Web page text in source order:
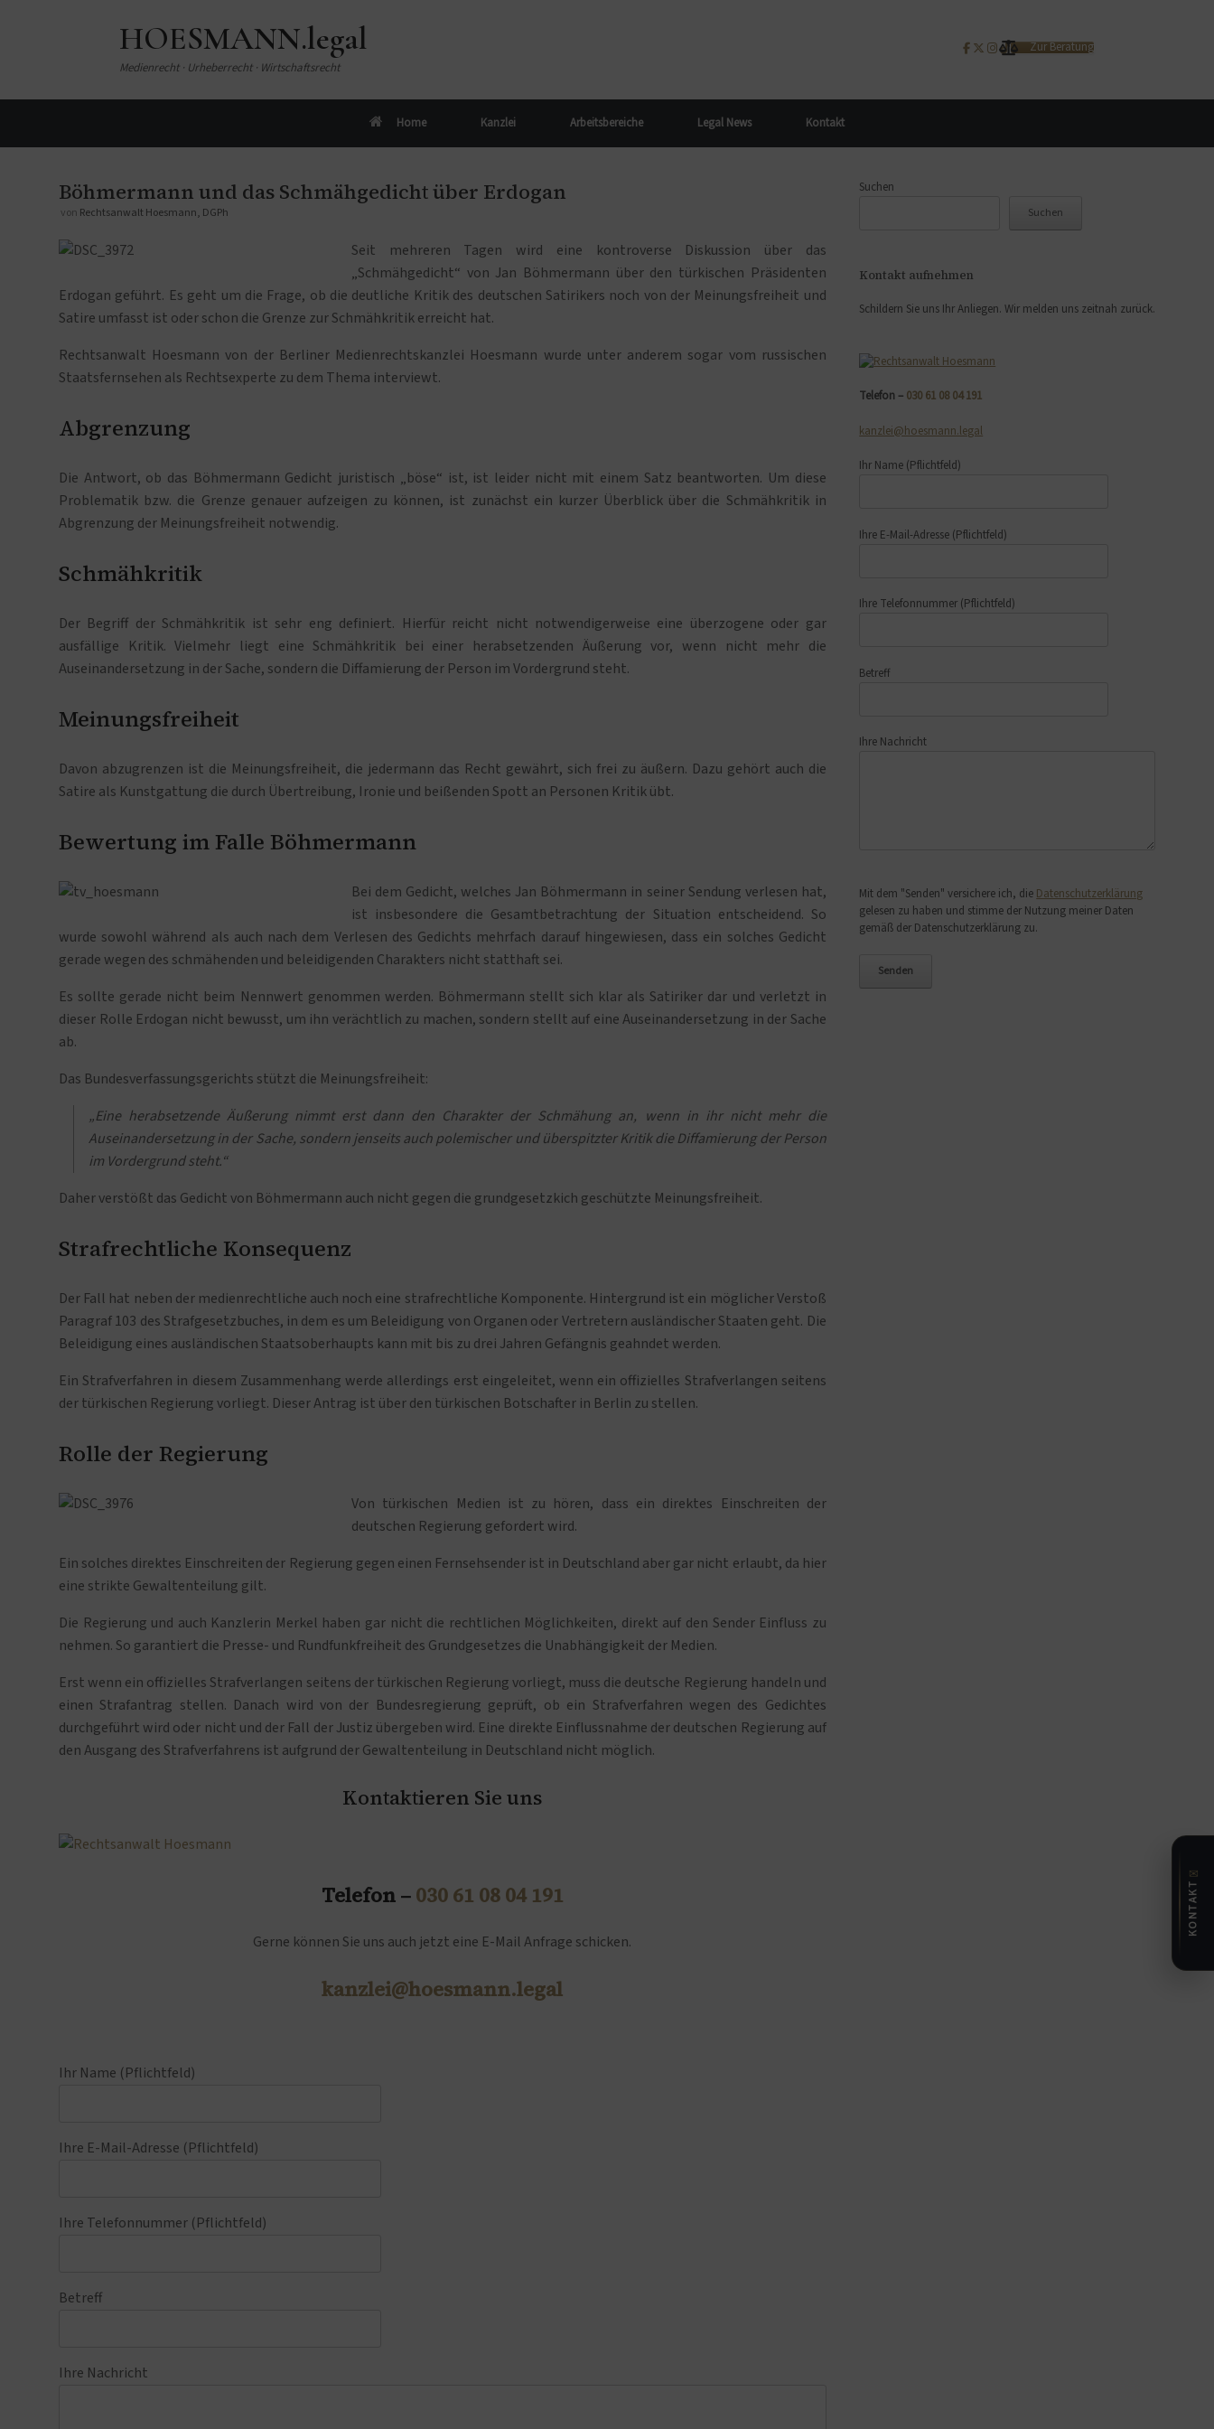
HOESMANN.legal
Medienrecht · Urheberrecht · Wirtschaftsrecht
Zur Beratung
Home Kanzlei Arbeitsbereiche Legal News Kontakt
Böhmermann und das Schmähgedicht über Erdogan
von Rechtsanwalt Hoesmann, DGPh
Seit mehreren Tagen wird eine kontroverse Diskussion über das
„Schmähgedicht“ von Jan Böhmermann über den türkischen Präsidenten
Erdogan geführt. Es geht um die Frage, ob die deutliche Kritik des deutschen Satirikers noch von der Meinungsfreiheit und
Satire umfasst ist oder schon die Grenze zur Schmähkritik erreicht hat.
Rechtsanwalt Hoesmann von der Berliner Medienrechtskanzlei Hoesmann wurde unter anderem sogar vom russischen
Staatsfernsehen als Rechtsexperte zu dem Thema interviewt.
Abgrenzung
Die Antwort, ob das Böhmermann Gedicht juristisch „böse“ ist, ist leider nicht mit einem Satz beantworten. Um diese
Problematik bzw. die Grenze genauer aufzeigen zu können, ist zunächst ein kurzer Überblick über die Schmähkritik in
Abgrenzung der Meinungsfreiheit notwendig.
Schmähkritik
Der Begriff der Schmähkritik ist sehr eng definiert. Hierfür reicht nicht notwendigerweise eine überzogene oder gar
ausfällige Kritik. Vielmehr liegt eine Schmähkritik bei einer herabsetzenden Äußerung vor, wenn nicht mehr die
Auseinandersetzung in der Sache, sondern die Diffamierung der Person im Vordergrund steht.
Meinungsfreiheit
Davon abzugrenzen ist die Meinungsfreiheit, die jedermann das Recht gewährt, sich frei zu äußern. Dazu gehört auch die
Satire als Kunstgattung die durch Übertreibung, Ironie und beißenden Spott an Personen Kritik übt.
Bewertung im Falle Böhmermann
Bei dem Gedicht, welches Jan Böhmermann in seiner Sendung verlesen hat,
ist insbesondere die Gesamtbetrachtung der Situation entscheidend. So
wurde sowohl während als auch nach dem Verlesen des Gedichts mehrfach darauf hingewiesen, dass ein solches Gedicht
gerade wegen des schmähenden und beleidigenden Charakters nicht statthaft sei.
Es sollte gerade nicht beim Nennwert genommen werden. Böhmermann stellt sich klar als Satiriker dar und verletzt in
dieser Rolle Erdogan nicht bewusst, um ihn verächtlich zu machen, sondern stellt auf eine Auseinandersetzung in der Sache
ab.
Das Bundesverfassungsgerichts stützt die Meinungsfreiheit:
„Eine herabsetzende Äußerung nimmt erst dann den Charakter der Schmähung an, wenn in ihr nicht mehr die
Auseinandersetzung in der Sache, sondern jenseits auch polemischer und überspitzter Kritik die Diffamierung der Person
im Vordergrund steht.“
Daher verstößt das Gedicht von Böhmermann auch nicht gegen die grundgesetzkich geschützte Meinungsfreiheit.
Strafrechtliche Konsequenz
Der Fall hat neben der medienrechtliche auch noch eine strafrechtliche Komponente. Hintergrund ist ein möglicher Verstoß
Paragraf 103 des Strafgesetzbuches, in dem es um Beleidigung von Organen oder Vertretern ausländischer Staaten geht. Die
Beleidigung eines ausländischen Staatsoberhaupts kann mit bis zu drei Jahren Gefängnis geahndet werden.
Ein Strafverfahren in diesem Zusammenhang werde allerdings erst eingeleitet, wenn ein offizielles Strafverlangen seitens
der türkischen Regierung vorliegt. Dieser Antrag ist über den türkischen Botschafter in Berlin zu stellen.
Rolle der Regierung
Von türkischen Medien ist zu hören, dass ein direktes Einschreiten der
deutschen Regierung gefordert wird.
Ein solches direktes Einschreiten der Regierung gegen einen Fernsehsender ist in Deutschland aber gar nicht erlaubt, da hier
eine strikte Gewaltenteilung gilt.
Die Regierung und auch Kanzlerin Merkel haben gar nicht die rechtlichen Möglichkeiten, direkt auf den Sender Einfluss zu
nehmen. So garantiert die Presse- und Rundfunkfreiheit des Grundgesetzes die Unabhängigkeit der Medien.
Erst wenn ein offizielles Strafverlangen seitens der türkischen Regierung vorliegt, muss die deutsche Regierung handeln und
einen Strafantrag stellen. Danach wird von der Bundesregierung geprüft, ob ein Strafverfahren wegen des Gedichtes
durchgeführt wird oder nicht und der Fall der Justiz übergeben wird. Eine direkte Einflussnahme der deutschen Regierung auf
den Ausgang des Strafverfahrens ist aufgrund der Gewaltenteilung in Deutschland nicht möglich.
Kontaktieren Sie uns
Telefon – 030 61 08 04 191
Gerne können Sie uns auch jetzt eine E-Mail Anfrage schicken.
kanzlei@hoesmann.legal
Ihr Name (Pflichtfeld)
Ihre E-Mail-Adresse (Pflichtfeld)
Ihre Telefonnummer (Pflichtfeld)
Betreff
Ihre Nachricht
Suchen
Suchen
Kontakt aufnehmen
Schildern Sie uns Ihr Anliegen. Wir melden uns zeitnah zurück.
Telefon – 030 61 08 04 191
kanzlei@hoesmann.legal
Ihr Name (Pflichtfeld)
Ihre E-Mail-Adresse (Pflichtfeld)
Ihre Telefonnummer (Pflichtfeld)
Betreff
Ihre Nachricht
Mit dem "Senden" versichere ich, die Datenschutzerklärung
gelesen zu haben und stimme der Nutzung meiner Daten
gemäß der Datenschutzerklärung zu.
✉
KONTAKT